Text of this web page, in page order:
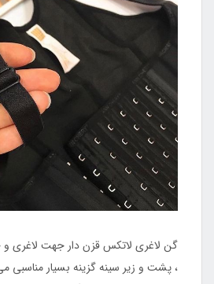
گن لاغری لاتکس قزن دار جهت لاغری
، پشت و زیر سینه گزینه بسیار مناسبی